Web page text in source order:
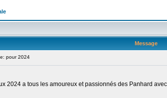
Message
pour 2024
2024 a tous les amoureux et passionnés des Panhard